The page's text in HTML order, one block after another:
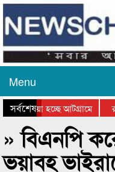
Menu
সর্বশেষ
যাওয়া হচ্ছে আটগ্রামে
পুরস্কার বিতরণ সম্পন্ন
» বিএনপি
ভয়াবহ